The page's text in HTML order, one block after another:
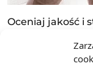
Oceniaj jakość i
Przeglądając